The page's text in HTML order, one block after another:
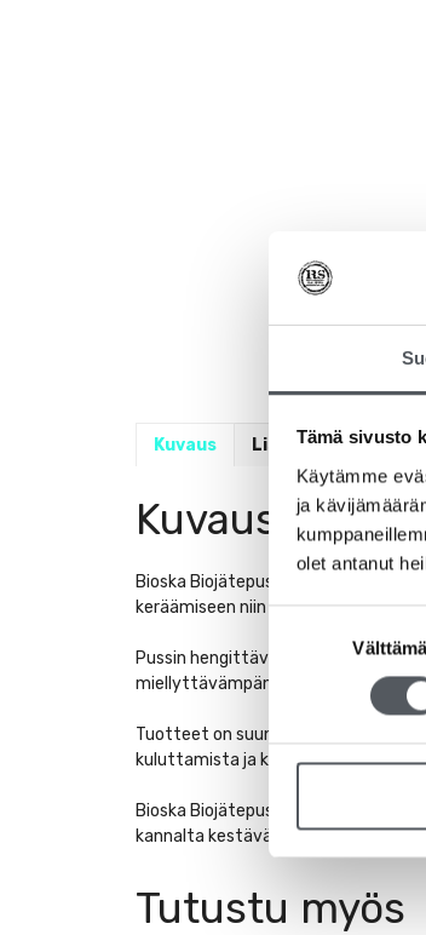
Tämä sivusto
Käytämme
ja
olet antanut
Kuvaus Lisätiedot
Kuvaus
Bioska Biojätepussi 75L on
keräämiseen niin keittiössä kuin
Pussin hengittävä materiaali
miellyttävämpänä käyttää.
Tuotteet on suunniteltu kestämään
kuluttamista ja kiertotaloutta.
Bioska Biojätepussi 75L on
kannalta kestävän valinnan.
Tutustu myös